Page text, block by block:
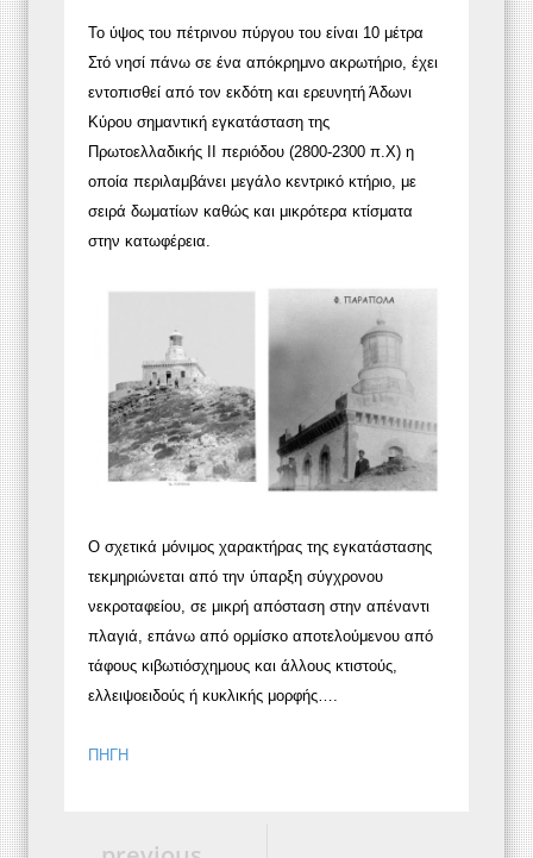
Το ύψος του πέτρινου πύργου του είναι 10 μέτρα
Στό νησί πάνω σε ένα απόκρημνο ακρωτήριο, έχει
εντοπισθεί από τον εκδότη και ερευνητή Άδωνι
Κύρου σημαντική εγκατάσταση της
Πρωτοελλαδικής II περιόδου (2800-2300 π.Χ) η
οποία περιλαμβάνει μεγάλο κεντρικό κτήριο, με
σειρά δωματίων καθώς και μικρότερα κτίσματα
στην κατωφέρεια.
Ο σχετικά μόνιμος χαρακτήρας της εγκατάστασης
τεκμηριώνεται από την ύπαρξη σύγχρονου
νεκροταφείου, σε μικρή απόσταση στην απέναντι
πλαγιά, επάνω από ορμίσκο αποτελούμενου από
τάφους κιβωτιόσχημους και άλλους κτιστούς,
ελλειψοειδούς ή κυκλικής μορφής….
ΠΗΓΗ